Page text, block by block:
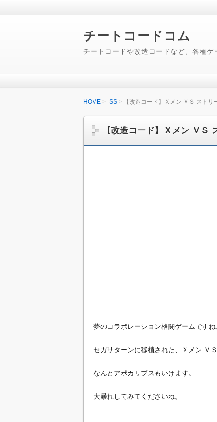
チートコードコム
チートコードや改造コードなど、各種ゲ
HOME SS 【改造コード】Ｘメン ＶＳ ストリ
【改造コード】Ｘメン ＶＳ
夢のコラボレーション格闘ゲームですね
セガサターンに移植された、Ｘメン Ｖ
なんとアポカリプスもいけます。
大暴れしてみてくださいね。